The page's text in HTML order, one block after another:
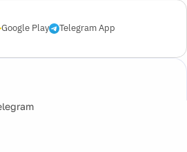
Google Play Telegram App